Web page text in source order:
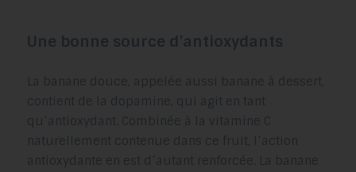
Une bonne source d’antioxydants
La banane douce, appelée aussi banane à dessert,
contient de la dopamine, qui agit en tant
qu’antioxydant. Combinée à la vitamine C
naturellement contenue dans ce fruit, l’action
antioxydante en est d’autant renforcée. La banane